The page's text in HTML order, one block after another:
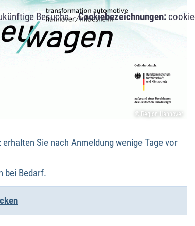
Besuche. -Cookiebezeichnungen:
© Region Hannover
Sie nach Anmeldung wenige Tage vor
bei Bedarf.